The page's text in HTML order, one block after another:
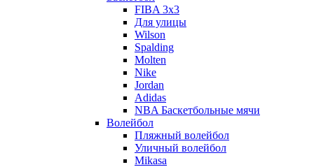
FIBA 3x3
Для улицы
Wilson
Spalding
Molten
Nike
Jordan
Adidas
NBA Баскетбольные мячи
Волейбол
Пляжный волейбол
Уличный волейбол
Mikasa